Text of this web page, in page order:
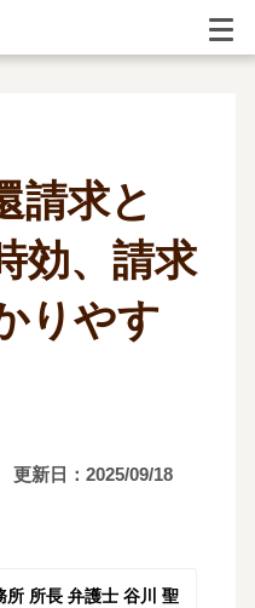
請求と
効、請求
りやす
更新日：2025/09/18
所 所長 弁護士 谷川 聖